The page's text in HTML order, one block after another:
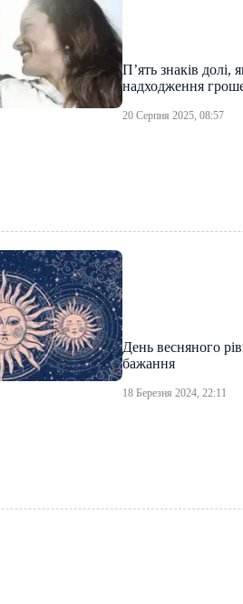
П’ять знаків долі,
надходження
20 Серпня 2025, 08:57
День весняного
бажання
18 Березня 2024, 22:11